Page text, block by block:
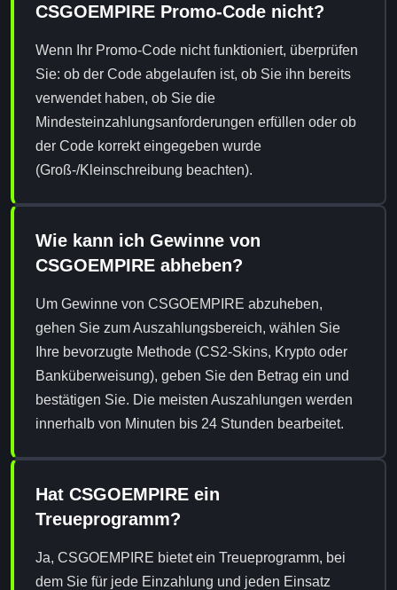
CSGOEMPIRE Promo-Code nicht?
Wenn Ihr Promo-Code nicht funktioniert, überprüfen
Sie: ob der Code abgelaufen ist, ob Sie ihn bereits
verwendet haben, ob Sie die
Mindesteinzahlungsanforderungen erfüllen oder ob
der Code korrekt eingegeben wurde
(Groß-/Kleinschreibung beachten).
Wie kann ich Gewinne von
CSGOEMPIRE abheben?
Um Gewinne von CSGOEMPIRE abzuheben,
gehen Sie zum Auszahlungsbereich, wählen Sie
Ihre bevorzugte Methode (CS2-Skins, Krypto oder
Banküberweisung), geben Sie den Betrag ein und
bestätigen Sie. Die meisten Auszahlungen werden
innerhalb von Minuten bis 24 Stunden bearbeitet.
Hat CSGOEMPIRE ein
Treueprogramm?
Ja, CSGOEMPIRE bietet ein Treueprogramm, bei
dem Sie für jede Einzahlung und jeden Einsatz